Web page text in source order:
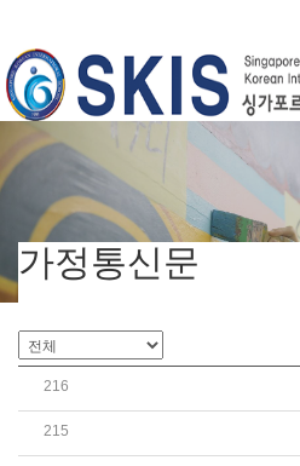
가정통신문
216 2025 중등
215 [학운위]2025학년도 학